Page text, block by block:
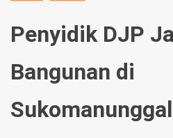
Penyidik DJP
Bangunan di
Sukomanunggal